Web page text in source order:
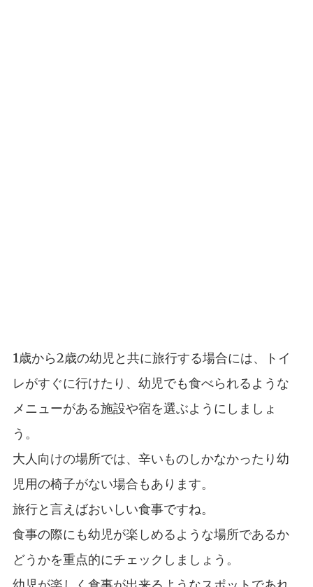
1歳から2歳の幼児と共に旅行する場合には、トイ
レがすぐに行けたり、幼児でも食べられるような
メニューがある施設や宿を選ぶようにしましょ
う。
大人向けの場所では、辛いものしかなかったり幼
児用の椅子がない場合もあります。
旅行と言えばおいしい食事ですね。
食事の際にも幼児が楽しめるような場所であるか
どうかを重点的にチェックしましょう。